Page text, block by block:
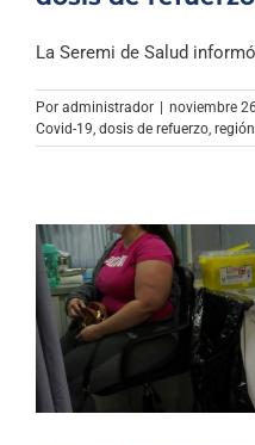
La Seremi de Salud
Por administrador | noviembre
Covid-19 dosis de refuerzo